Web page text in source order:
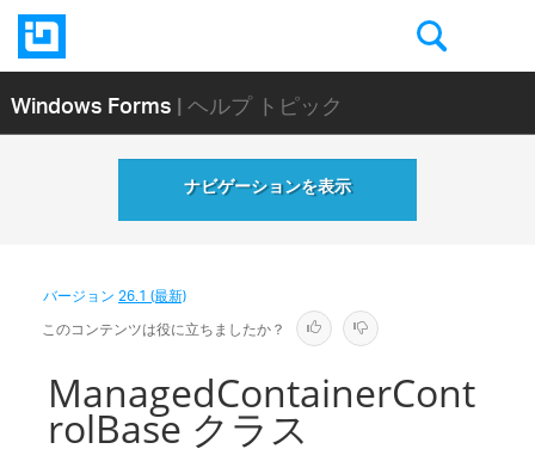
Windows Forms| ヘルプ トピック
ナビゲーションを表示
バージョン26.1 (最新)
このコンテンツは役に立ちましたか？
ManagedContainerCont
rolBase クラス